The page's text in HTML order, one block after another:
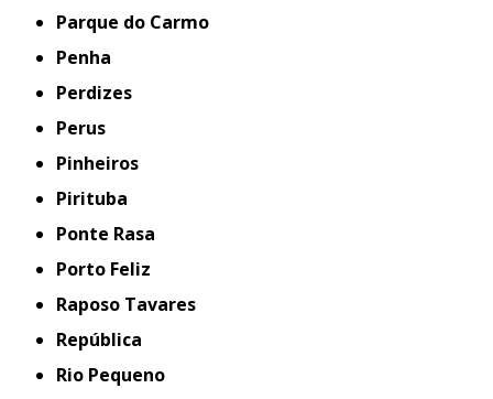
Parque do Carmo
Penha
Perdizes
Perus
Pinheiros
Pirituba
Ponte Rasa
Porto Feliz
Raposo Tavares
República
Rio Pequeno